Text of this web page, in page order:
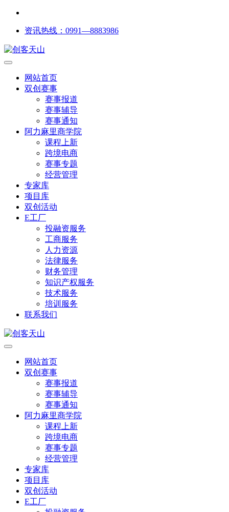
资讯热线：0991—8883986
网站首页
双创赛事
赛事报道
赛事辅导
赛事通知
阿力麻里商学院
课程上新
跨境电商
赛事专题
经营管理
专家库
项目库
双创活动
E工厂
投融资服务
工商服务
人力资源
法律服务
财务管理
知识产权服务
技术服务
培训服务
联系我们
网站首页
双创赛事
赛事报道
赛事辅导
赛事通知
阿力麻里商学院
课程上新
跨境电商
赛事专题
经营管理
专家库
项目库
双创活动
E工厂